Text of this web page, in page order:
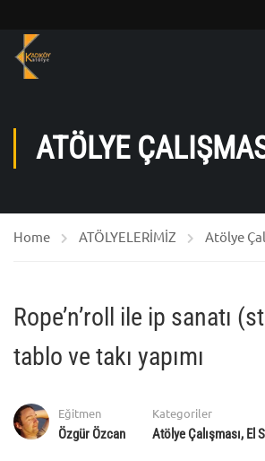
ATÖLYE
Home ATÖLYELERİMİZ Atölye
Rope’n’roll ile ip sanatı
tablo ve takı yapımı
Eğitmen
Özgür Özcan
Kategoriler
Atölye Çalışması, El